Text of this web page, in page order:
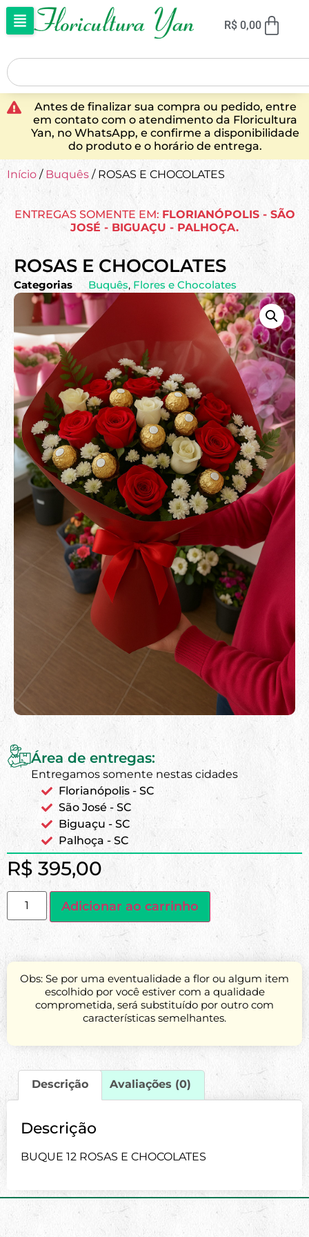
R$ 0,00
Antes de finalizar sua compra ou pedido, entre
em contato com o atendimento da Floricultura
Yan, no WhatsApp, e confirme a disponibilidade
do produto e o horário de entrega.
Início / Buquês / ROSAS E CHOCOLATES
ENTREGAS SOMENTE EM: FLORIANÓPOLIS - SÃO
JOSÉ - BIGUAÇU - PALHOÇA.
ROSAS E CHOCOLATES
Categorias Buquês, Flores e Chocolates
Área de entregas:
Entregamos somente nestas cidades
Florianópolis - SC
São José - SC
Biguaçu - SC
Palhoça - SC
R$ 395,00
Adicionar ao carrinho
Obs: Se por uma eventualidade a flor ou algum item
escolhido por você estiver com a qualidade
comprometida, será substituído por outro com
características semelhantes.
Descrição Avaliações (0)
Descrição
BUQUE 12 ROSAS E CHOCOLATES